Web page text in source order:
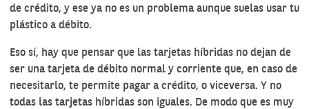
de crédito, y ese ya no es un problema aunque suelas usar tu
plástico a débito.
Eso sí, hay que pensar que las tarjetas híbridas no dejan de
ser una tarjeta de débito normal y corriente que, en caso de
necesitarlo, te permite pagar a crédito, o viceversa. Y no
todas las tarjetas híbridas son iguales. De modo que es muy